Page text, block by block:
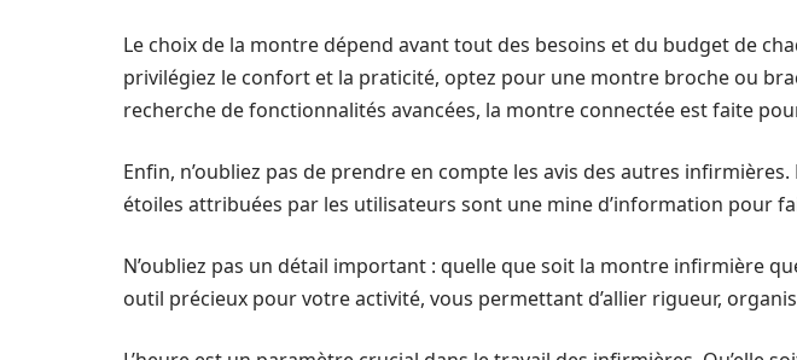
Le choix de la montre dépend avant tout des besoins et du budget de
privilégiez le confort et la praticité, optez pour une montre broche ou
recherche de fonctionnalités avancées, la montre connectée est faite
Enfin, n’oubliez pas de prendre en compte les avis des autres
étoiles attribuées par les utilisateurs sont une mine d’information pour
N’oubliez pas un détail important : quelle que soit la montre infirmière
outil précieux pour votre activité, vous permettant d’allier rigueur,